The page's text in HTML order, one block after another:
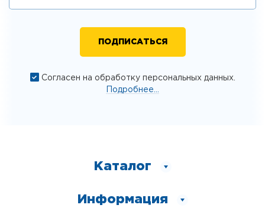
Согласен на обработку персональных данных.
Подробнее...
Каталог
Информация